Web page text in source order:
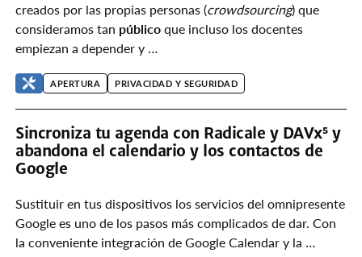
creados por las propias personas (crowdsourcing) que
consideramos tan público que incluso los docentes
empiezan a depender y …
APERTURA PRIVACIDAD Y SEGURIDAD
Sincroniza tu agenda con Radicale y DAVx⁵ y
abandona el calendario y los contactos de
Google
Sustituir en tus dispositivos los servicios del omnipresente
Google es uno de los pasos más complicados de dar. Con
la conveniente integración de Google Calendar y la …